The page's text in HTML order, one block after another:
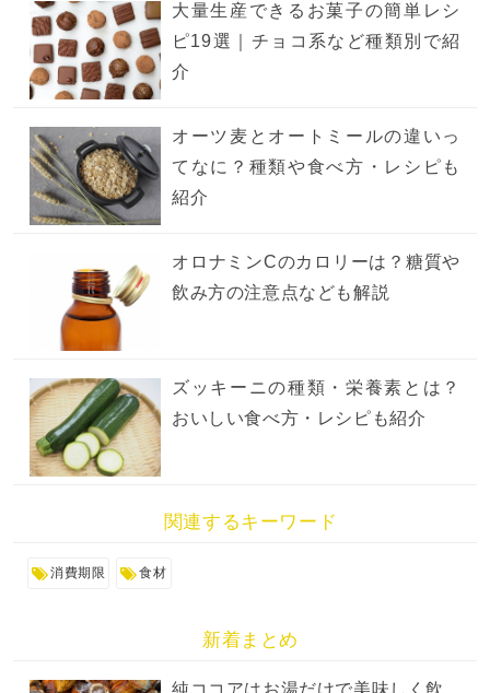
大量生産できるお菓子の簡単レシ
ピ19選｜チョコ系など種類別で紹
介
オーツ麦とオートミールの違いっ
てなに？種類や食べ方・レシピも
紹介
オロナミンCのカロリーは？糖質や
飲み方の注意点なども解説
ズッキーニの種類・栄養素とは？
おいしい食べ方・レシピも紹介
関連するキーワード
消費期限 食材
新着まとめ